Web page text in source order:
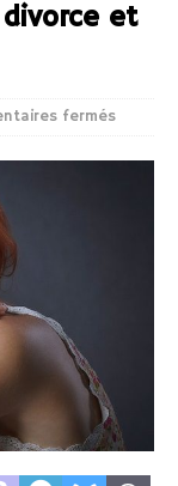
et
fermés